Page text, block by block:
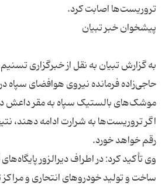
به گزارش تبیان به نقل از خبرگزاری
حاجی‌زاده فرمانده نیروی هوافضای سپاه
موشک‌های بالستیک سپاه به مقر داعش
اگر تروریست‌ها به شرارت ادامه دهند،
وی تأکید کرد:‌ در اطراف دیرالزور
ساخت و تولید خودروهای انتحاری و